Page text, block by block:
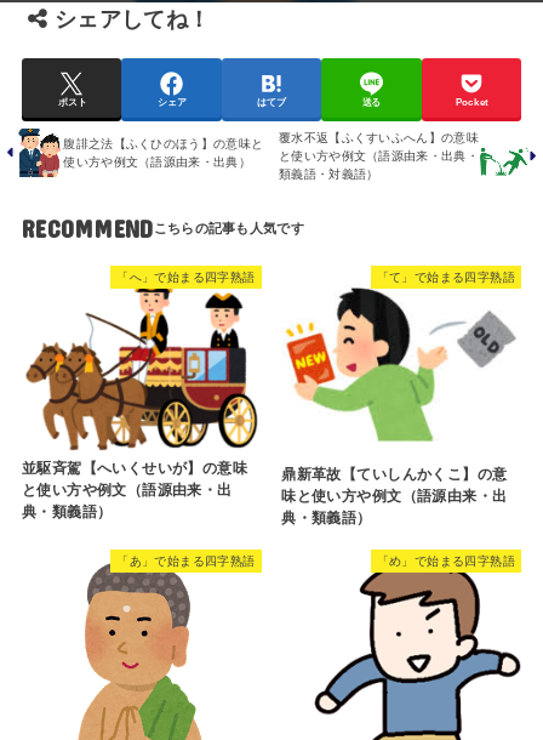
シェアしてね！
ポスト シェア はてブ 送る Pocket
腹誹之法【ふくひのほう】の意味と
使い方や例文（語源由来・出典）
覆水不返【ふくすいふへん】の意味
と使い方や例文（語源由来・出典・
類義語・対義語）
RECOMMEND
「へ」で始まる四字熟語
並駆斉駕【へいくせいが】の意味
と使い方や例文（語源由来・出
典・類義語）
「て」で始まる四字熟語
鼎新革故【ていしんかくこ】の意
味と使い方や例文（語源由来・出
典・類義語）
「あ」で始まる四字熟語 「め」で始まる四字熟語